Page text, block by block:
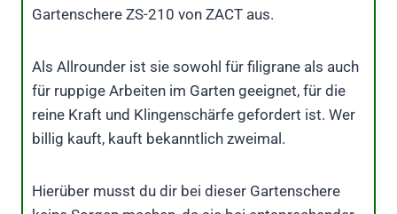
Gartenschere ZS-210 von ZACT aus.
Als Allrounder ist sie sowohl für filigrane als auch
für ruppige Arbeiten im Garten geeignet, für die
reine Kraft und Klingenschärfe gefordert ist. Wer
billig kauft, kauft bekanntlich zweimal.
Hierüber musst du dir bei dieser Gartenschere